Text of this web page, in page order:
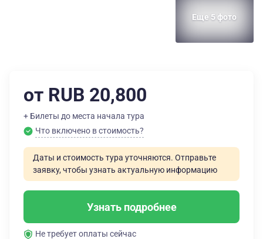
Еще 5 фото
от RUB 20,800
+ Билеты до места начала тура
Что включено в стоимость?
Даты и стоимость тура уточняются. Отправьте
заявку, чтобы узнать актуальную информацию
Узнать подробнее
Не требует оплаты сейчас